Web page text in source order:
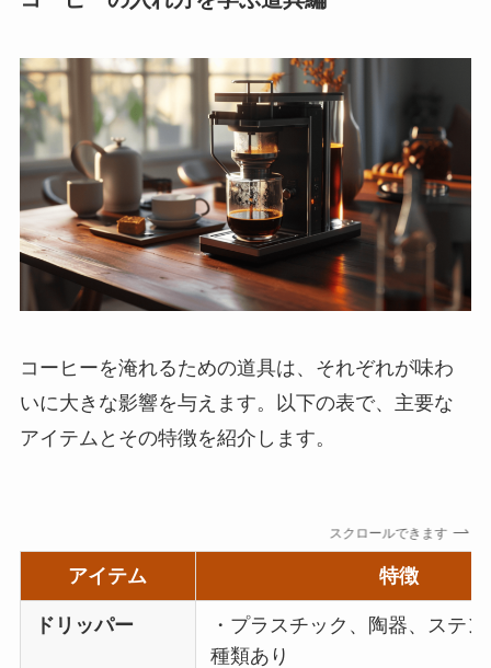
コーヒーを淹れるための道具は、それぞれが味わ
いに大きな影響を与えます。以下の表で、主要な
アイテムとその特徴を紹介します。
スクロールできます
アイテム 特徴
ドリッパー
・プラスチック、陶器、ステ
種類あり